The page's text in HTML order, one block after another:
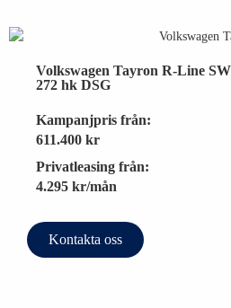
Volkswagen Tayron R-Line
272 hk DSG
Kampanjpris från:
611.400 kr
Privatleasing från:
4.295 kr/mån
Kontakta oss